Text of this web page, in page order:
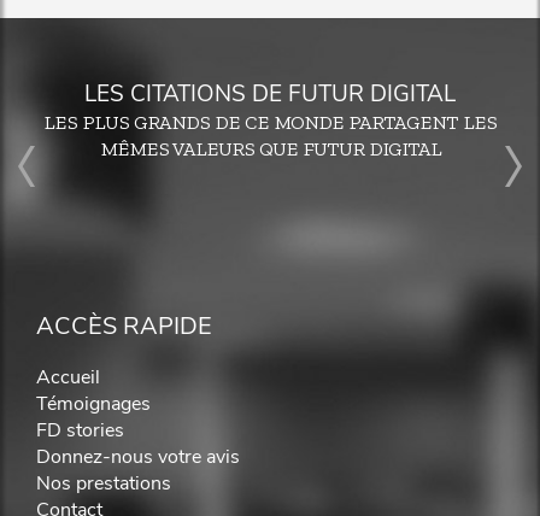
LES CITATIONS DE FUTUR DIGITAL
LES PLUS GRANDS DE CE MONDE PARTAGENT LES
MÊMES VALEURS QUE FUTUR DIGITAL
ACCÈS RAPIDE
Accueil
Témoignages
FD stories
Donnez-nous votre avis
Nos prestations
Contact